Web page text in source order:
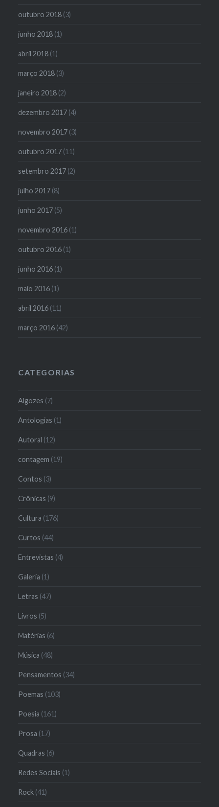
outubro 2018 (3)
junho 2018 (1)
abril 2018 (1)
março 2018 (3)
janeiro 2018 (2)
dezembro 2017 (4)
novembro 2017 (3)
outubro 2017 (11)
setembro 2017 (2)
julho 2017 (8)
junho 2017 (5)
novembro 2016 (1)
outubro 2016 (1)
junho 2016 (1)
maio 2016 (1)
abril 2016 (11)
março 2016 (42)
CATEGORIAS
Algozes (7)
Antologias (1)
Autoral (12)
contagem (19)
Contos (3)
Crônicas (9)
Cultura (176)
Curtos (44)
Entrevistas (4)
Galeria (1)
Letras (47)
Livros (5)
Matérias (6)
Música (48)
Pensamentos (34)
Poemas (103)
Poesia (161)
Prosa (17)
Quadras (6)
Redes Sociais (1)
Rock (41)